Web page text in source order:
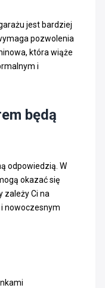
jest bardziej
pozwolenia
która wiąże
i
będą
odpowiedzią. W
okazać się
zależy Ci na
nowoczesnym